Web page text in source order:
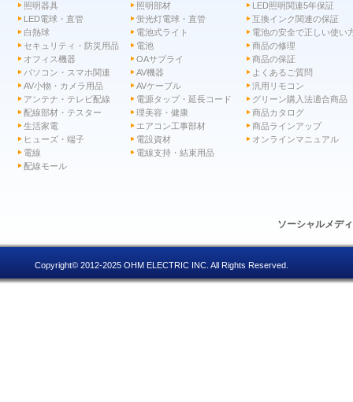
照明器具
照明部材
LED電球・直管
蛍光灯電球・直管
白熱球
電池式ライト
セキュリティ・防災用品
電池
オフィス機器
OAサプライ
パソコン・スマホ関連
AV機器
AV小物・カメラ用品
AVケーブル
アンテナ・テレビ配線
電源タップ・延長コード
配線部材・テスター
理美容・健康
生活家電
エアコン工事部材
ヒューズ・端子
電設資材
電線
電線支持・結束用品
配線モール
LED照明関連5年保証
互換インク関連の保証
電池の安全で正しい使い
商品の修理
商品の保証
よくあるご質問
汎用リモコン
グリーン購入法適合商品
商品カタログ
商品ラインアップ
オンラインマニュアル
ソーシャルメデ
Copyright© 2012-2025 OHM ELECTRIC INC. All Rights Reserved.